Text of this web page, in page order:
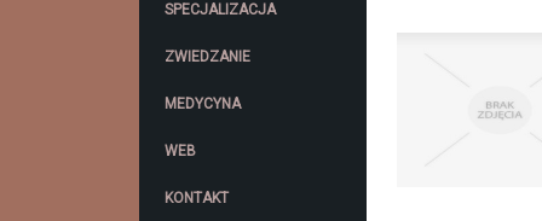
SPECJALIZACJA
ZWIEDZANIE
MEDYCYNA
WEB
KONTAKT